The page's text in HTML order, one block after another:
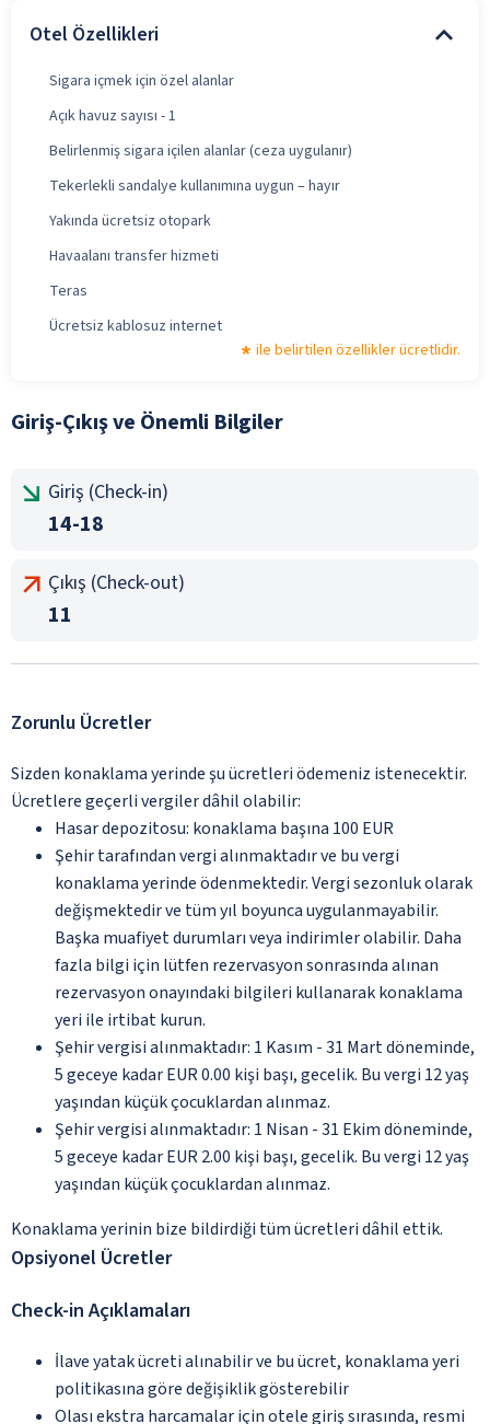
Otel Özellikleri
Sigara içmek için özel alanlar
Açık havuz sayısı - 1
Belirlenmiş sigara içilen alanlar (ceza uygulanır)
Tekerlekli sandalye kullanımına uygun – hayır
Yakında ücretsiz otopark
Havaalanı transfer hizmeti
Teras
Ücretsiz kablosuz internet
ile belirtilen özellikler ücretlidir.
Giriş-Çıkış ve Önemli Bilgiler
Giriş (Check-in)
14-18
Çıkış (Check-out)
11
Zorunlu Ücretler
Sizden konaklama yerinde şu ücretleri ödemeniz istenecektir.
Ücretlere geçerli vergiler dâhil olabilir:
Hasar depozitosu: konaklama başına 100 EUR
Şehir tarafından vergi alınmaktadır ve bu vergi
konaklama yerinde ödenmektedir. Vergi sezonluk olarak
değişmektedir ve tüm yıl boyunca uygulanmayabilir.
Başka muafiyet durumları veya indirimler olabilir. Daha
fazla bilgi için lütfen rezervasyon sonrasında alınan
rezervasyon onayındaki bilgileri kullanarak konaklama
yeri ile irtibat kurun.
Şehir vergisi alınmaktadır: 1 Kasım - 31 Mart döneminde,
5 geceye kadar EUR 0.00 kişi başı, gecelik. Bu vergi 12 yaş
yaşından küçük çocuklardan alınmaz.
Şehir vergisi alınmaktadır: 1 Nisan - 31 Ekim döneminde,
5 geceye kadar EUR 2.00 kişi başı, gecelik. Bu vergi 12 yaş
yaşından küçük çocuklardan alınmaz.
Konaklama yerinin bize bildirdiği tüm ücretleri dâhil ettik.
Opsiyonel Ücretler
Check-in Açıklamaları
İlave yatak ücreti alınabilir ve bu ücret, konaklama yeri
politikasına göre değişiklik gösterebilir
Olası ekstra harcamalar için otele giriş sırasında, resmi